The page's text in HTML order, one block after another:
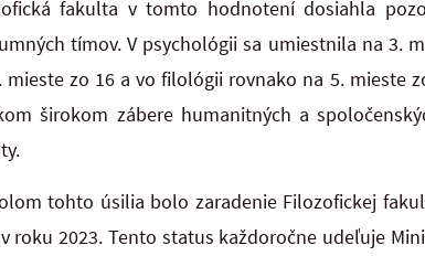
fakulta v tomto hodnotení dosiahla
tímov. V psychológii sa umiestnila na 3.
mieste zo 16 a vo filológii rovnako na 5. mieste
širokom zábere humanitných a
tohto úsilia bolo zaradenie Filozofickej
roku 2023. Tento status každoročne udeľuje